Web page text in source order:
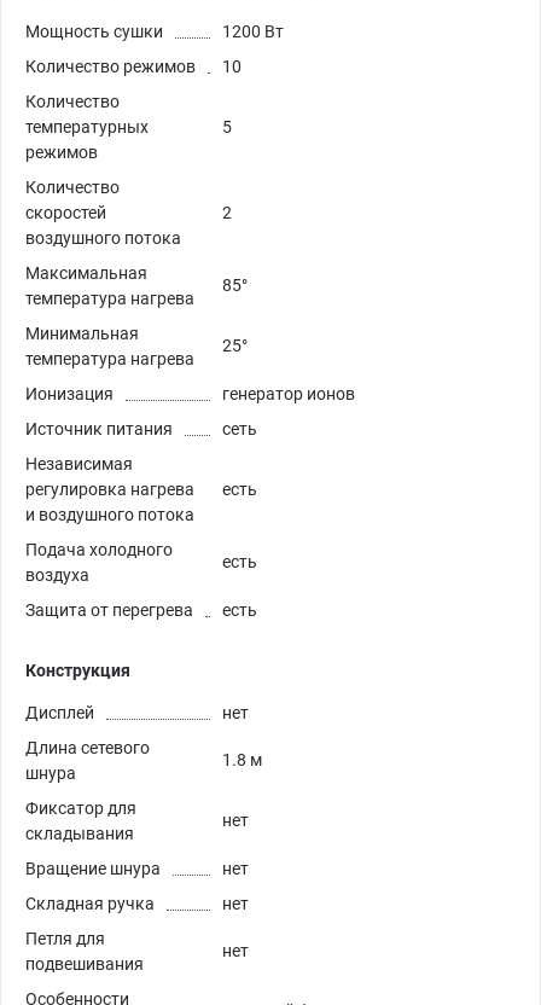
Мощность сушки
1200 Вт
Количество режимов
10
Количество
температурных
режимов
5
Количество
скоростей
воздушного потока
2
Максимальная
температура нагрева
85°
Минимальная
температура нагрева
25°
Ионизация
генератор ионов
Источник питания
сеть
Независимая
регулировка нагрева
и воздушного потока
есть
Подача холодного
воздуха
есть
Защита от перегрева есть
Конструкция
Дисплей
нет
Длина сетевого
шнура
1.8 м
Фиксатор для
складывания
нет
Вращение шнура
нет
Складная ручка
нет
Петля для
подвешивания
нет
Особенности